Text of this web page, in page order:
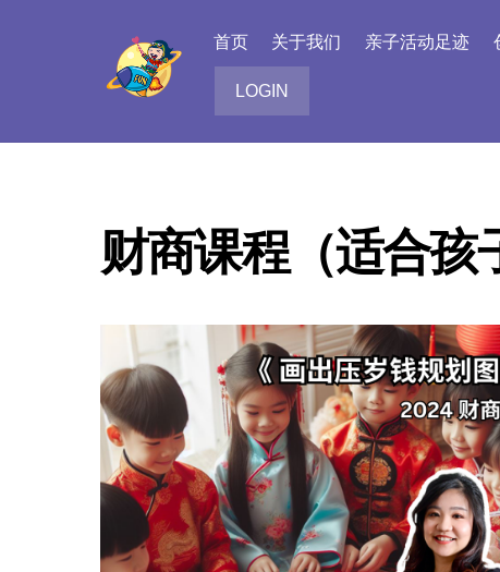
首页 关于我们 亲子活动足迹
LOGIN
财商课程（适合孩